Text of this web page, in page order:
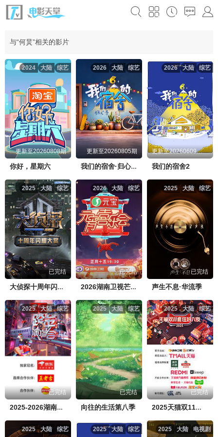
与“何炅”相关的影片
综艺
大陆
2024
更新至20260808期
你好，星期六
综艺
大陆
2026
更新至20260805期
我们的宿舍·归心季
综艺
大陆
2026
更新至20260609先导片
我们的宿舍2
综艺
大陆
2025
已完结
大侦探十周年闪耀大赏
综艺
大陆
2026
已完结
2026湖南卫视芒果TV元宵喜乐会
综艺
大陆
2025
已完结
声生不息·华流季
综艺
大陆
2025
已完结
2025-2026湖南卫视芒果TV跨年演唱会
综艺
大陆
2025
已完结
向往的生活第八季
综艺
大陆
2025
已完结
2025天猫双11疯狂好六夜
综艺
大陆
2025 综艺
大陆
2025 电视剧
大陆
2025